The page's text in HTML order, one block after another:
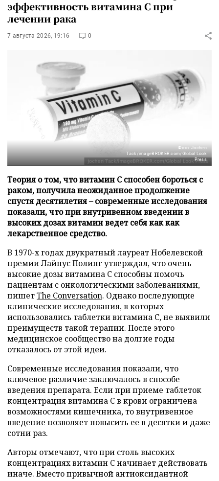
эффективность витамина C при
лечении рака
7 августа 2026, 19:16 0
Фото: Jochen
Tack/imageBROKER.com/Global Look
Press
Теория о том, что витамин C способен бороться с
раком, получила неожиданное продолжение
спустя десятилетия – современные исследования
показали, что при внутривенном введении в
высоких дозах витамин ведет себя как как
лекарственное средство.
В 1970-х годах двукратный лауреат Нобелевской
премии Лайнус Полинг утверждал, что очень
высокие дозы витамина C способны помочь
пациентам с онкологическими заболеваниями,
пишетThe Conversation. Однако последующие
клинические исследования, в которых
использовались таблетки витамина C, не выявили
преимуществ такой терапии. После этого
медицинское сообщество на долгие годы
отказалось от этой идеи.
Современные исследования показали, что
ключевое различие заключалось в способе
введения препарата. Если при приеме таблеток
концентрация витамина C в крови ограничена
возможностями кишечника, то внутривенное
введение позволяет повысить ее в десятки и даже
сотни раз.
Авторы отмечают, что при столь высоких
концентрациях витамин C начинает действовать
иначе. Вместо привычной антиоксидантной